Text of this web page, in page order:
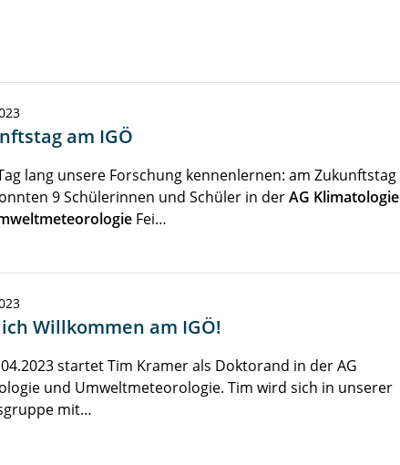
am IGÖ
lang unsere Forschung kennenlernen: am Zukunftstag
9 Schülerinnen und Schüler in derAG Klimatologie
Fei…
Willkommen am IGÖ!
startet Tim Kramer als Doktorand in der AG
und Umweltmeteorologie. Tim wird sich in unserer
mit…